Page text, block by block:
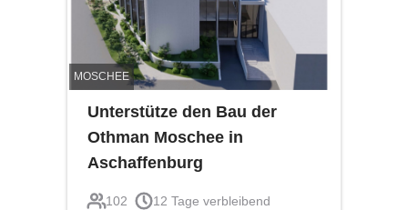
MOSCHEE
Unterstütze den Bau der
Othman Moschee in
Aschaffenburg
102 12 Tage verbleibend